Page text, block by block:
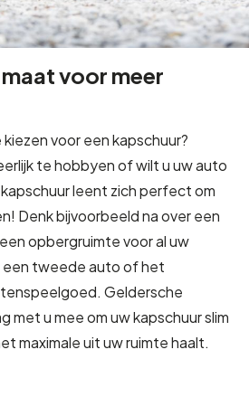
voor meer
voor een kapschuur?
te hobbyen of wilt u uw auto
leent zich perfect om
Denk bijvoorbeeld na over een
opbergruimte voor al uw
tweede auto of het
Geldersche
met u mee om uw kapschuur slim
maximale uit uw ruimte haalt.